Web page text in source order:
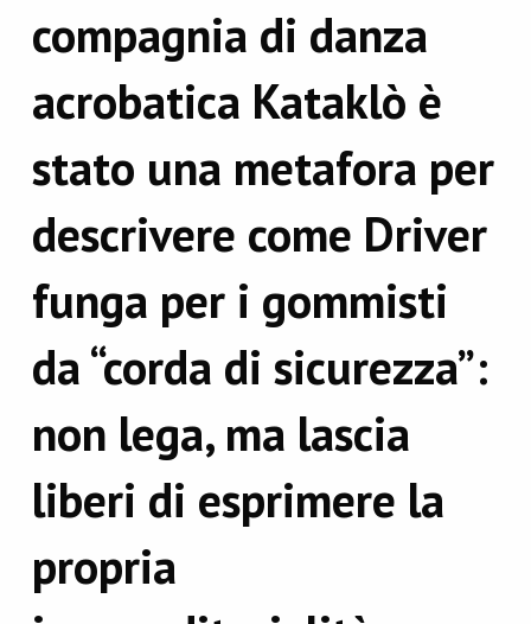
compagnia di danza
acrobatica Kataklò è
stato una metafora per
descrivere come Driver
funga per i gommisti
da “corda di sicurezza”:
non lega, ma lascia
liberi di esprimere la
propria